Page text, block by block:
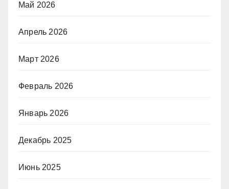
Май 2026
Апрель 2026
Март 2026
Февраль 2026
Январь 2026
Декабрь 2025
Июнь 2025